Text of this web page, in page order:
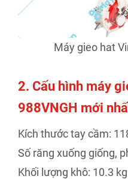
Máy gieo hat
2. Cấu hình máy
988VNGH mới
Kích thước tay cầm:
Số răng xuống giống,
Khối lượng khô: 10.3 kg